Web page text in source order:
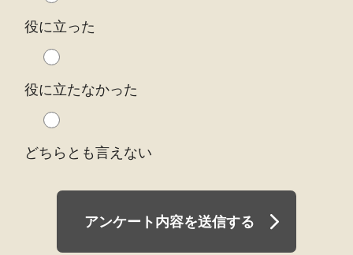
役に立った
役に立たなかった
どちらとも言えない
アンケート内容を送信する